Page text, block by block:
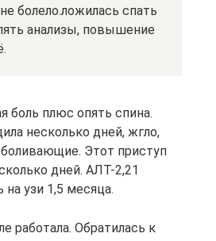
болело.ложилась спать
анализы, повышение
плюс опять спина.
несколько дней, жгло,
Этот приступ
дней. АЛТ-2,21
узи 1,5 месяца.
работала. Обратилась к